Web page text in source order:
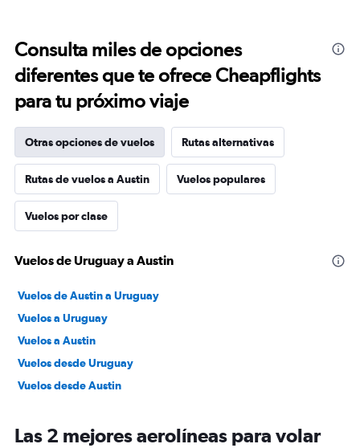
Consulta miles de opciones
diferentes que te ofrece Cheapflights
para tu próximo viaje
Otras opciones de vuelos Rutas alternativas
Rutas de vuelos a Austin Vuelos populares
Vuelos por clase
Vuelos de Uruguay a Austin
Vuelos de Austin a Uruguay
Vuelos a Uruguay
Vuelos a Austin
Vuelos desde Uruguay
Vuelos desde Austin
Las 2 mejores aerolíneas para volar